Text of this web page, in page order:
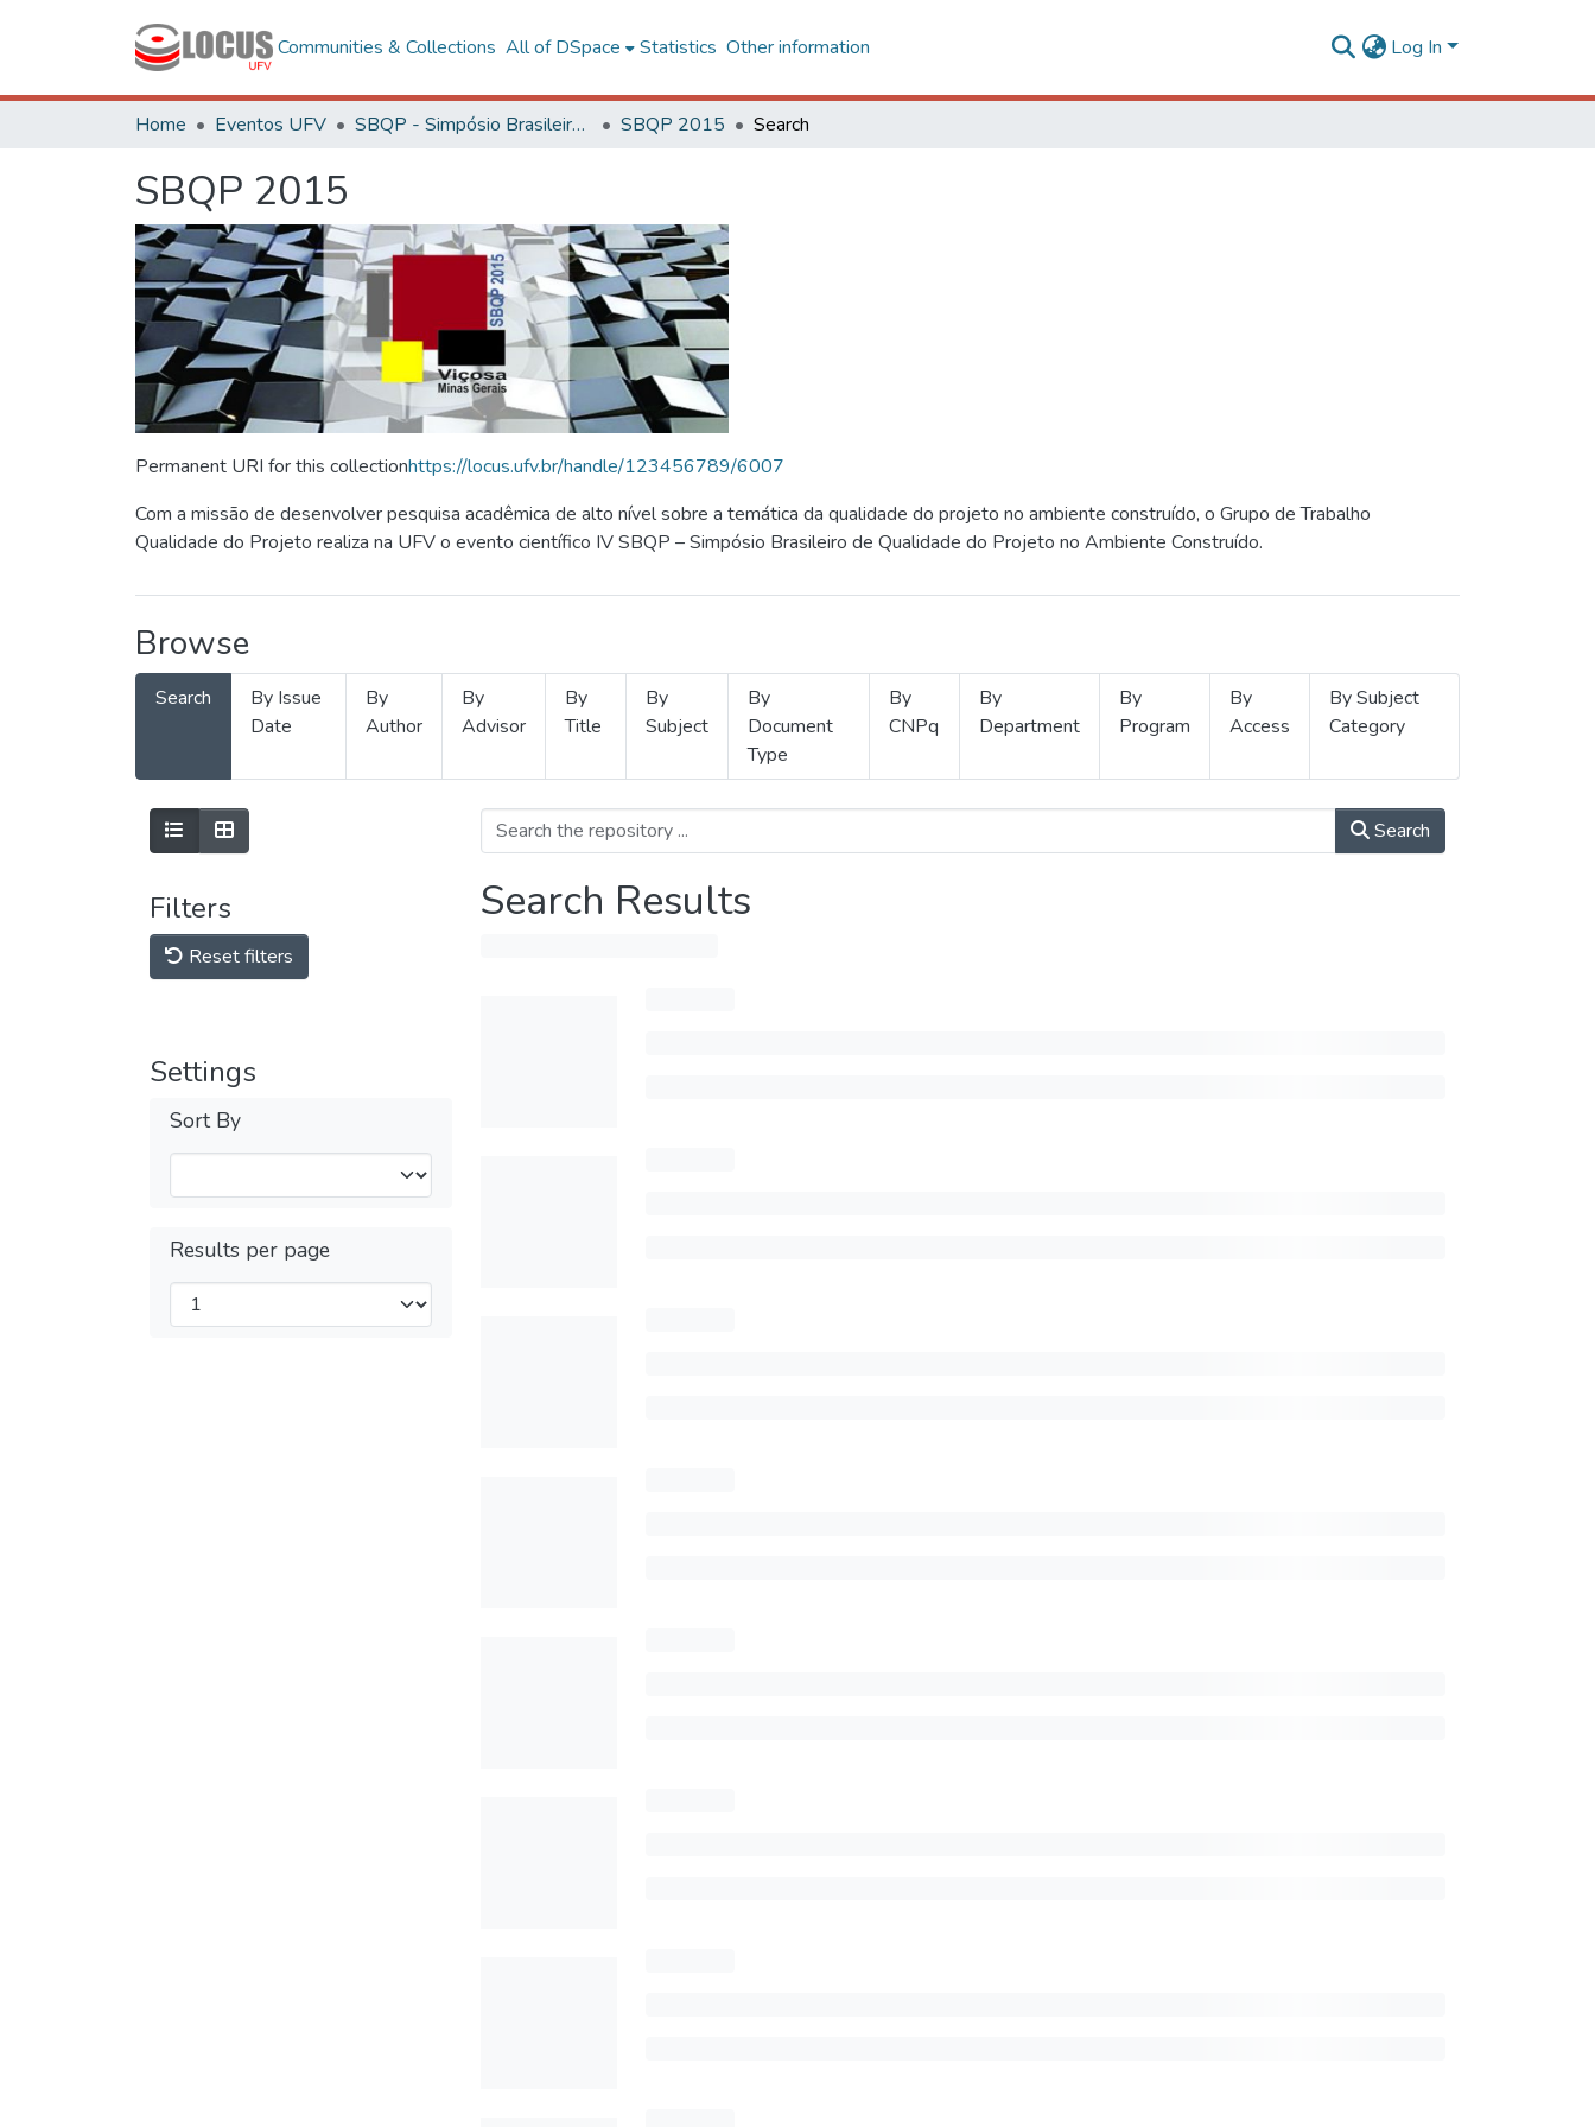
Communities & Collections All of DSpace Statistics Other information Log In
Home Eventos UFV SBQP - Simpósio Brasileiro de Qualidade do Projeto no Ambiente Construído SBQP 2015 Search
SBQP 2015
Permanent URI for this collectionhttps://locus.ufv.br/handle/123456789/6007
Com a missão de desenvolver pesquisa acadêmica de alto nível sobre a temática da qualidade do projeto no ambiente construído, o Grupo de Trabalho
Qualidade do Projeto realiza na UFV o evento científico IV SBQP – Simpósio Brasileiro de Qualidade do Projeto no Ambiente Construído.
Browse
Search
By Issue
Date
By
Author
By
Advisor
By
Title
By
Subject
By
Document
Type
By
CNPq
By
Department
By
Program
By
Access
By Subject
Category
Filters
Reset filters
Settings
Sort By
Results per page
Search
Search Results